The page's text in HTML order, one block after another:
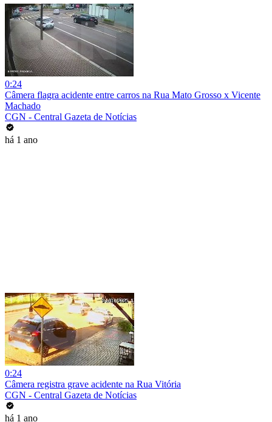
0:24
Câmera flagra acidente entre carros na Rua Mato Grosso x Vicente
Machado
CGN - Central Gazeta de Notícias
há 1 ano
0:24
Câmera registra grave acidente na Rua Vitória
CGN - Central Gazeta de Notícias
há 1 ano